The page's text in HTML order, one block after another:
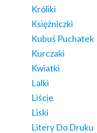
Króliki
Księżniczki
Kubuś Puchatek
Kurczaki
Kwiatki
Lalki
Liście
Liski
Litery Do Druku